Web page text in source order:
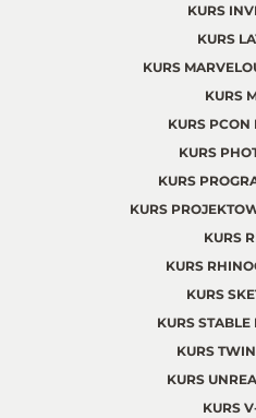
KURS
KURS
KURS
KURS
KURS PCON
KURS
KURS
KURS
KURS
KURS
KURS
KURS
KURS
KURS
KURS